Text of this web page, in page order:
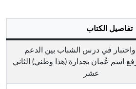
تفاصيل الكتاب
في درس الشباب بين الدعم
اسم عُمان بجدارة (هذا وطني) الثاني
عشر